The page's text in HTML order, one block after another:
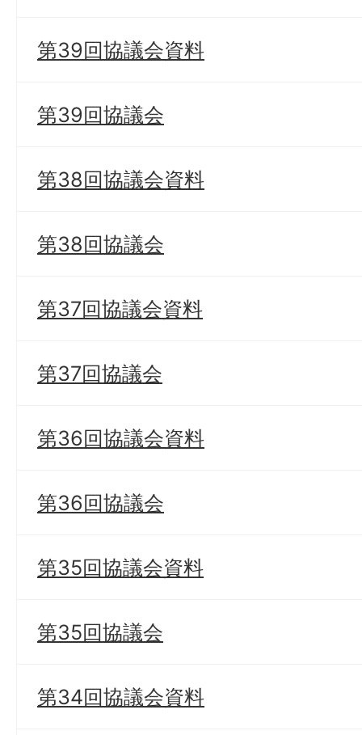
第39回協議会資料
第39回協議会
第38回協議会資料
第38回協議会
第37回協議会資料
第37回協議会
第36回協議会資料
第36回協議会
第35回協議会資料
第35回協議会
第34回協議会資料